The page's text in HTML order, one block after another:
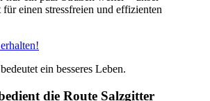
für einen stressfreien und effizienten
ein besseres Leben.
die Route Salzgitter